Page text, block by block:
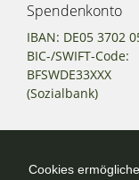
Cookies
Spendenkonto
IBAN: DE05 3702
BIC-/SWIFT-Code:
BFSWDE33XXX
(Sozialbank)
Kontakt